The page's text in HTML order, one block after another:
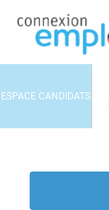
ESPACE CANDIDATS